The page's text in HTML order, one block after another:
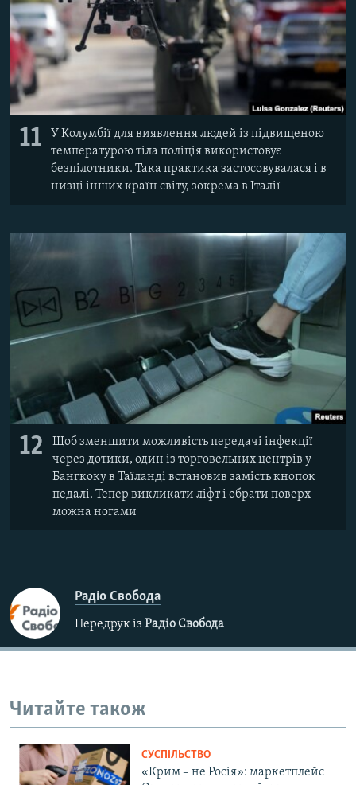
11
У Колумбії для виявлення людей із підвищеною
температурою тіла поліція використовує
безпілотники. Така практика застосовувалася і в
низці інших країн світу, зокрема в Італії
12
Щоб зменшити можливість передачі інфекції
через дотики, один із торговельних центрів у
Бангкоку в Таїланді встановив замість кнопок
педалі. Тепер викликати ліфт і обрати поверх
можна ногами
Радіо Свобода
Передрук із Радіо Свобода
Читайте також
СУСПІЛЬСТВО
«Крим – не Росія»: маркетплейс